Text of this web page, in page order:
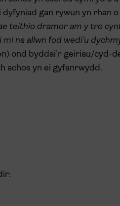
gan rywun yn rhan
teithio dramor am y tro
na allwn fod wedi’u
ond byddai’r geiriau/cyd-
achos yn ei gyfanrwydd.